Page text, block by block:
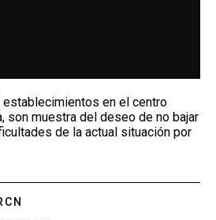
establecimientos en el centro
son muestra del deseo de no bajar
de la actual situación por